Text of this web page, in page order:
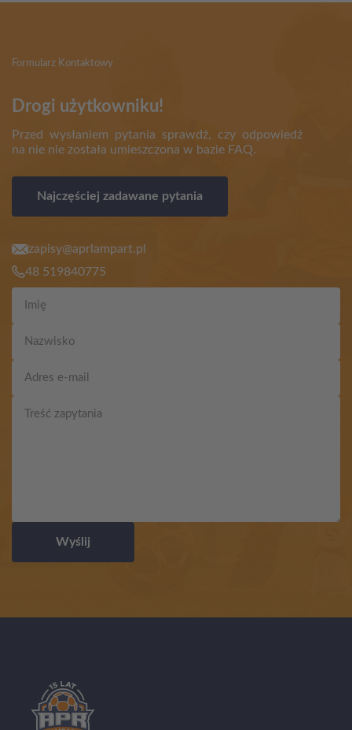
Formularz Kontaktowy
Drogi użytkowniku!
Przed wysłaniem pytania sprawdź, czy odpowiedź
na nie nie została umieszczona w bazie FAQ.
Najczęściej zadawane pytania
zapisy@aprlampart.pl
48 519840775
Wyślij